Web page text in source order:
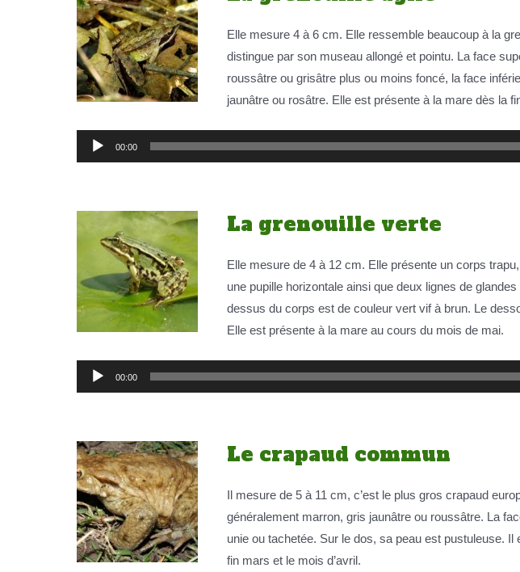
Elle mesure 4 à 6 cm. Elle ressemble beaucoup à la
distingue par son museau allongé et pointu. La face
roussâtre ou grisâtre plus ou moins foncé, la face
jaunâtre ou rosâtre. Elle est présente à la mare dès la
Lecteur
audio
00:00
La grenouille verte
Elle mesure de 4 à 12 cm. Elle présente un corps
une pupille horizontale ainsi que deux lignes de
dessus du corps est de couleur vert vif à brun. Le
Elle est présente à la mare au cours du mois de mai.
Lecteur
audio
00:00
Le crapaud commun
Il mesure de 5 à 11 cm, c’est le plus gros crapaud
généralement marron, gris jaunâtre ou roussâtre. La
unie ou tachetée. Sur le dos, sa peau est pustuleuse. Il
fin mars et le mois d’avril.